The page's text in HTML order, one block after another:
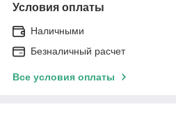
Условия оплаты
Наличными
Безналичный расчет
Все условия оплаты